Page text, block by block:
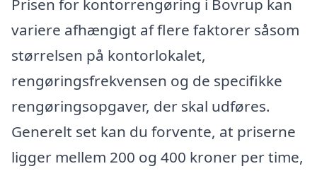
Prisen for kontorrengøring i Bovrup kan
variere afhængigt af flere faktorer såsom
størrelsen på kontorlokalet,
rengøringsfrekvensen og de specifikke
rengøringsopgaver, der skal udføres.
Generelt set kan du forvente, at priserne
ligger mellem 200 og 400 kroner per time,